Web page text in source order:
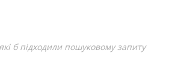
б підходили пошуковому запиту